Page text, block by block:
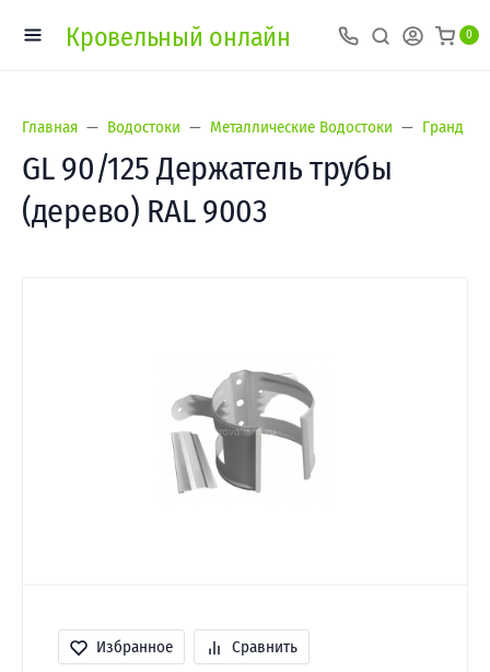
Кровельный онлайн 0
Главная Водостоки Металлические Водостоки Гранд
GL 90/125 Держатель трубы
(дерево) RAL 9003
Избранное Сравнить